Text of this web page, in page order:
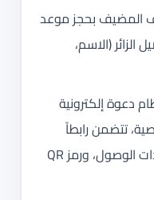
المضيف بحجز موعد
الزائر (الاسم،
دعوة إلكترونية
تتضمن رابطاً
لتسجيل بياناته مسبقاً، وإرشادات الوصول، ورمز QR